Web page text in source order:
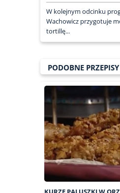
W kolejnym odcinku
Wachowicz przygotuje
tortillę...
PODOBNE PRZEPISY